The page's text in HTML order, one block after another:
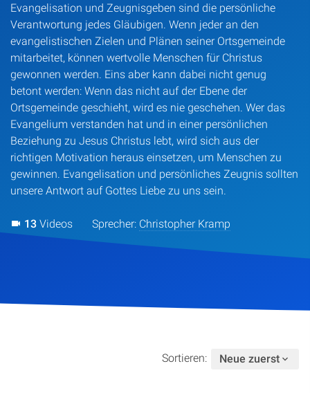
Evangelisation und Zeugnisgeben sind die persönliche
Verantwortung jedes Gläubigen. Wenn jeder an den
evangelistischen Zielen und Plänen seiner Ortsgemeinde
mitarbeitet, können wertvolle Menschen für Christus
gewonnen werden. Eins aber kann dabei nicht genug
betont werden: Wenn das nicht auf der Ebene der
Ortsgemeinde geschieht, wird es nie geschehen. Wer das
Evangelium verstanden hat und in einer persönlichen
Beziehung zu Jesus Christus lebt, wird sich aus der
richtigen Motivation heraus einsetzen, um Menschen zu
gewinnen. Evangelisation und persönliches Zeugnis sollten
unsere Antwort auf Gottes Liebe zu uns sein.
13 Videos Sprecher: Christopher Kramp
Sortieren: Neue zuerst